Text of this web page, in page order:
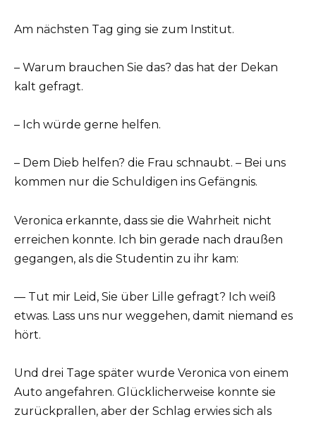
Am nächsten Tag ging sie zum Institut.
– Warum brauchen Sie das? das hat der Dekan
kalt gefragt.
– Ich würde gerne helfen.
– Dem Dieb helfen? die Frau schnaubt. – Bei uns
kommen nur die Schuldigen ins Gefängnis.
Veronica erkannte, dass sie die Wahrheit nicht
erreichen konnte. Ich bin gerade nach draußen
gegangen, als die Studentin zu ihr kam:
— Tut mir Leid, Sie über Lille gefragt? Ich weiß
etwas. Lass uns nur weggehen, damit niemand es
hört.
Und drei Tage später wurde Veronica von einem
Auto angefahren. Glücklicherweise konnte sie
zurückprallen, aber der Schlag erwies sich als